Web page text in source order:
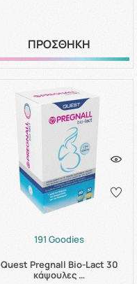
ΠΡΟΣΘΗΚΗ
191 Goodies
Quest Pregnall Bio-Lact 30
κάψουλες …